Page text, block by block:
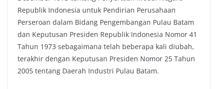
Republik Indonesia untuk Pendirian Perusahaan
Perseroan dalam Bidang Pengembangan Pulau Batam
dan Keputusan Presiden Republik Indonesia Nomor 41
Tahun 1973 sebagaimana telah beberapa kali diubah,
terakhir dengan Keputusan Presiden Nomor 25 Tahun
2005 tentang Daerah Industri Pulau Batam.